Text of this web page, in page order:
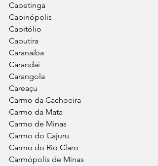
Capetinga
Capinópolis
Capitólio
Caputira
Caranaíba
Carandaí
Carangola
Careaçu
Carmo da Cachoeira
Carmo da Mata
Carmo de Minas
Carmo do Cajuru
Carmo do Rio Claro
Carmópolis de Minas